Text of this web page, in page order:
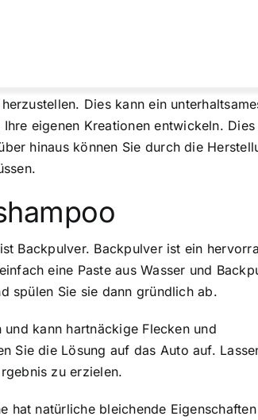
Dies kann ein
eigenen Kreationen entwickeln.
hinaus können Sie durch die
Backpulver. Backpulver ist ein
eine Paste aus Wasser und
spülen Sie sie dann gründlich ab.
kann hartnäckige Flecken und
Sie die Lösung auf das Auto auf.
zu erzielen.
hat natürliche bleichende